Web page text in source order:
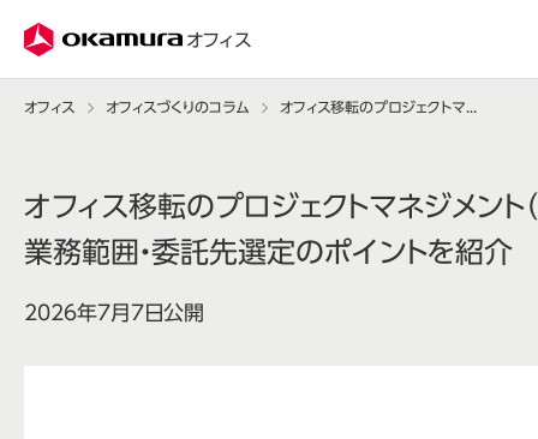
オフィス
オフィス オフィスづくりのコラム
オフィス移転のプロジェクトマネジメント（
業務範囲・委託先選定のポイントを紹介
2026年7月7日公開